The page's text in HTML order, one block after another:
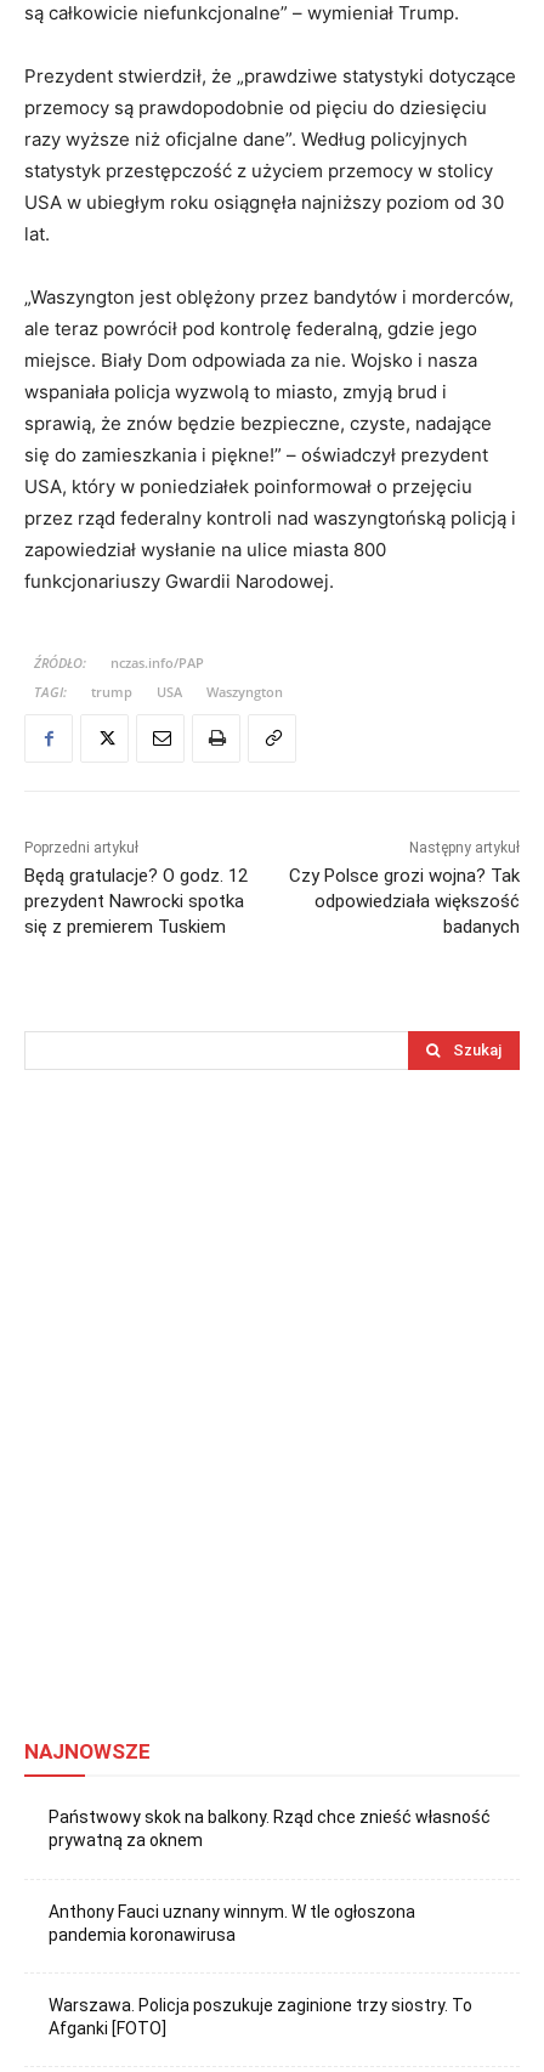
są całkowicie niefunkcjonalne” – wymieniał Trump.
Prezydent stwierdził, że „prawdziwe statystyki dotyczące
przemocy są prawdopodobnie od pięciu do dziesięciu
razy wyższe niż oficjalne dane”. Według policyjnych
statystyk przestępczość z użyciem przemocy w stolicy
USA w ubiegłym roku osiągnęła najniższy poziom od 30
lat.
„Waszyngton jest oblężony przez bandytów i morderców,
ale teraz powrócił pod kontrolę federalną, gdzie jego
miejsce. Biały Dom odpowiada za nie. Wojsko i nasza
wspaniała policja wyzwolą to miasto, zmyją brud i
sprawią, że znów będzie bezpieczne, czyste, nadające
się do zamieszkania i piękne!” – oświadczył prezydent
USA, który w poniedziałek poinformował o przejęciu
przez rząd federalny kontroli nad waszyngtońską policją i
zapowiedział wysłanie na ulice miasta 800
funkcjonariuszy Gwardii Narodowej.
ŹRÓDŁO:
nczas.info/PAP
TAGI:
trump USA Waszyngton
Poprzedni artykuł
Będą gratulacje? O godz. 12
prezydent Nawrocki spotka
się z premierem Tuskiem
Następny artykuł
Czy Polsce grozi wojna? Tak
odpowiedziała większość
badanych
Szukaj
NAJNOWSZE
Państwowy skok na balkony. Rząd chce znieść własność
prywatną za oknem
Anthony Fauci uznany winnym. W tle ogłoszona
pandemia koronawirusa
Warszawa. Policja poszukuje zaginione trzy siostry. To
Afganki [FOTO]